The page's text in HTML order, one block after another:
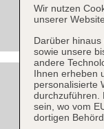
Wir nutzen
unserer
Darüber hinaus
sowie unsere
andere
Ihnen erheben
personalisierte
durchzuführen.
sein, wo vom
dortigen